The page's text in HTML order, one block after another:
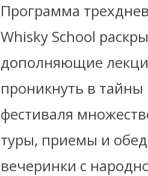
Программа
Whisky School
дополняющие
проникнуть в
фестиваля
туры, приемы и
вечеринки с